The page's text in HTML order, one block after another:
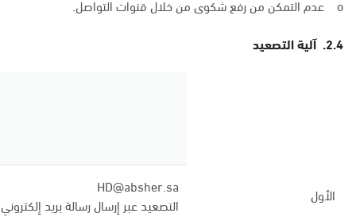
o عدم التمكن من رفع شكوى من خلال قنوات التواصل.
2.4. آلية التصعيد
HD@absher.sa
التصعيد عبر إرسال رسالة بريد
الأول